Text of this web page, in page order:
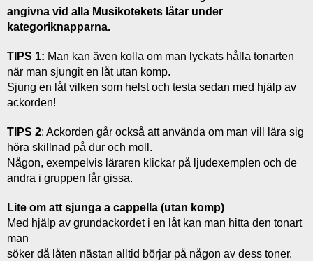
Skapa & Kommunicera
Musikens Påverkan
angivna vid alla Musikotekets låtar under
kategoriknapparna.
TIPS 1: Man kan även kolla om man lyckats hålla tonarten
när man sjungit en låt utan komp.
Sjung en låt vilken som helst och testa sedan med hjälp av
ackorden!
TIPS 2: Ackorden går också att använda om man vill lära sig
höra skillnad på dur och moll.
Någon, exempelvis läraren klickar på ljudexemplen och de
andra i gruppen får gissa.
Lite om att sjunga a cappella (utan komp)
Med hjälp av grundackordet i en låt kan man hitta den tonart
man
söker då låten nästan alltid börjar på någon av dess toner.